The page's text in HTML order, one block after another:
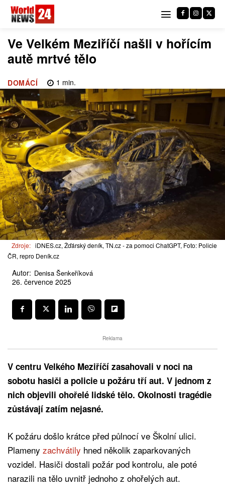
Ve Velkém Meziříčí našli v hořícím
autě mrtvé tělo
DOMÁCÍ 1 min.
Zdroje: iDNES.cz, Žďárský deník, TN.cz - za pomoci ChatGPT, Foto: Policie
ČR, repro Deník.cz
Autor: Denisa Šenkeříková
26. července 2025
Reklama
V centru Velkého Meziříčí zasahovali v noci na
sobotu hasiči a policie u požáru tří aut. V jednom z
nich objevili ohořelé lidské tělo. Okolnosti tragédie
zůstávají zatím nejasné.
K požáru došlo krátce před půlnocí ve Školní ulici.
Plameny zachvátily hned několik zaparkovaných
vozidel. Hasiči dostali požár pod kontrolu, ale poté
narazili na tělo uvnitř jednoho z ohořelých aut.